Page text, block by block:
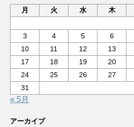
月
火 水 木
3
4 5 6
10
11 12 13
17
18 19 20
24
25 26 27
31
« 5月
アーカイブ